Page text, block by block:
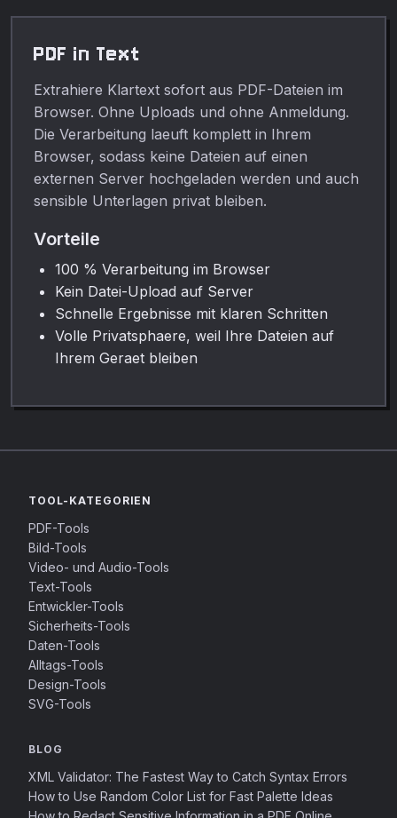
schnelle, private
Veröffentlichungen,
alltägliche Bearbeitung.
PDF in Text
Extrahiere Klartext sofort aus PDF-Dateien im
Browser. Ohne Uploads und ohne Anmeldung.
Die Verarbeitung laeuft komplett in Ihrem
Browser, sodass keine Dateien auf einen
externen Server hochgeladen werden und auch
sensible Unterlagen privat bleiben.
Vorteile
100 % Verarbeitung im Browser
Kein Datei-Upload auf Server
Schnelle Ergebnisse mit klaren Schritten
Volle Privatsphaere, weil Ihre Dateien auf
Ihrem Geraet bleiben
TOOL-KATEGORIEN
PDF-Tools
Bild-Tools
Video- und Audio-Tools
Text-Tools
Entwickler-Tools
Sicherheits-Tools
Daten-Tools
Alltags-Tools
Design-Tools
SVG-Tools
BLOG
XML Validator: The Fastest Way to Catch Syntax Errors
How to Use Random Color List for Fast Palette Ideas